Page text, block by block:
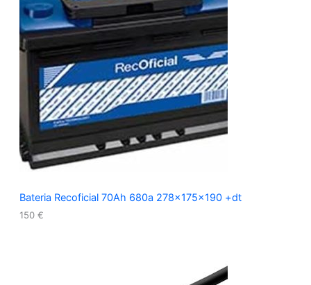
Bateria Recoficial 70Ah 680a 278x175x190 +dt
150 €